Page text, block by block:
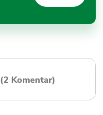
(2 Komentar)